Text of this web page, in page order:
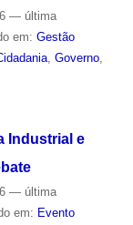
— última
em: Gestão
, Governo,
Industrial e
— última
em: Evento